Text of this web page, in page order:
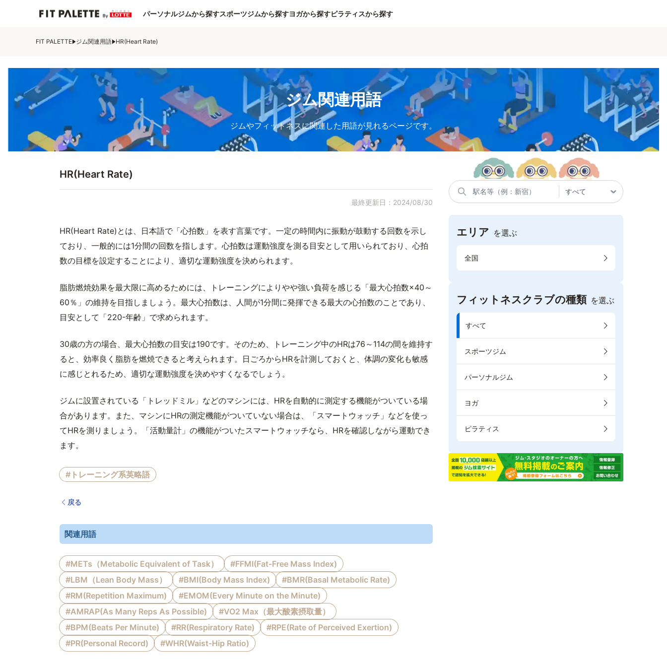
パーソナルジムから探すスポーツジムから探すヨガから探すピラティスから探す
FIT PALETTE ジム関連用語 HR(Heart Rate)
ジム関連用語
ジムやフィットネスに関連した用語が見れるページです。
HR(Heart Rate)
最終更新日：2024/08/30
HR(Heart Rate)とは、日本語で「心拍数」を表す言葉です。一定の時間内に振動が鼓動する回数を示し
ており、一般的には1分間の回数を指します。心拍数は運動強度を測る目安として用いられており、心拍
数の目標を設定することにより、適切な運動強度を決められます。
脂肪燃焼効果を最大限に高めるためには、トレーニングによりやや強い負荷を感じる「最大心拍数×40～
60％」の維持を目指しましょう。最大心拍数は、人間が1分間に発揮できる最大の心拍数のことであり、
目安として「220-年齢」で求められます。
30歳の方の場合、最大心拍数の目安は190です。そのため、トレーニング中のHRは76～114の間を維持す
ると、効率良く脂肪を燃焼できると考えられます。日ごろからHRを計測しておくと、体調の変化も敏感
に感じとれるため、適切な運動強度を決めやすくなるでしょう。
ジムに設置されている「トレッドミル」などのマシンには、HRを自動的に測定する機能がついている場
合があります。また、マシンにHRの測定機能がついていない場合は、「スマートウォッチ」などを使っ
てHRを測りましょう。「活動量計」の機能がついたスマートウォッチなら、HRを確認しながら運動でき
ます。
#トレーニング系英略語
戻る
関連用語
#METs（Metabolic Equivalent of Task）
#FFMI(Fat-Free Mass Index)
#LBM（Lean Body Mass）
#BMI(Body Mass Index)
#BMR(Basal Metabolic Rate)
#RM(Repetition Maximum)
#EMOM(Every Minute on the Minute)
#AMRAP(As Many Reps As Possible)
#VO2 Max（最大酸素摂取量）
#BPM(Beats Per Minute)
#RR(Respiratory Rate)
#RPE(Rate of Perceived Exertion)
#PR(Personal Record)
#WHR(Waist-Hip Ratio)
エリア を選ぶ
全国
フィットネスクラブの種類 を選ぶ
すべて
スポーツジム
パーソナルジム
ヨガ
ピラティス